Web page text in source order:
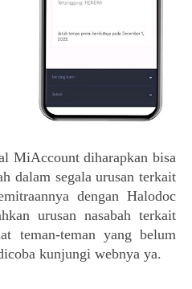
MiAccount diharapkan bisa
dalam segala urusan terkait
dengan Halodoc
urusan nasabah terkait
teman-teman yang belum
kunjungi webnya ya.